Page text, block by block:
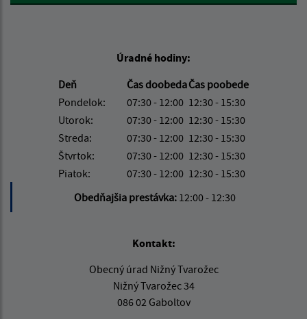
Úradné hodiny:
Deň
Čas doobedaČas poobede
Pondelok:
07:30 - 12:00 12:30 - 15:30
Utorok:
07:30 - 12:00 12:30 - 15:30
Streda:
07:30 - 12:00 12:30 - 15:30
Štvrtok:
07:30 - 12:00 12:30 - 15:30
Piatok:
07:30 - 12:00 12:30 - 15:30
Obedňajšia prestávka: 12:00 - 12:30
Kontakt:
Obecný úrad Nižný Tvarožec
Nižný Tvarožec 34
086 02 Gaboltov